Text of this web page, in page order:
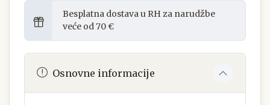
Besplatna dostava u RH za narudžbe
veće od 70 €
Osnovne informacije